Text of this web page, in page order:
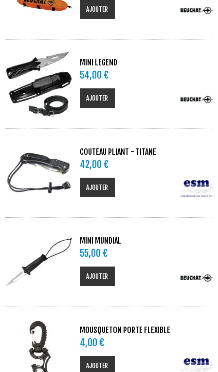
AJOUTER
MINI LEGEND
54,00 €
AJOUTER
COUTEAU PLIANT - TITANE
42,00 €
AJOUTER
MINI MUNDIAL
55,00 €
AJOUTER
MOUSQUETON PORTE FLEXIBLE
4,00 €
AJOUTER